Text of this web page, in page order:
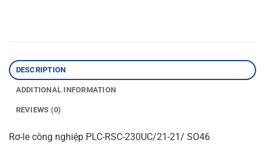
DESCRIPTION
ADDITIONAL INFORMATION
REVIEWS (0)
Rơ-le công nghiệp PLC-RSC-230UC/21-21/ SO46